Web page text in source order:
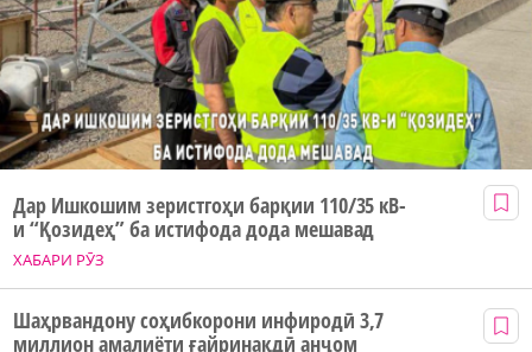
ХАБАРИ РӮЗ
Дар Ишкошим зеристгоҳи барқии 110/35 кВ-
и “Қозидеҳ” ба истифода дода мешавад
Шаҳрвандону соҳибкорони инфиродӣ 3,7
миллион амалиёти ғайринақдӣ анҷом